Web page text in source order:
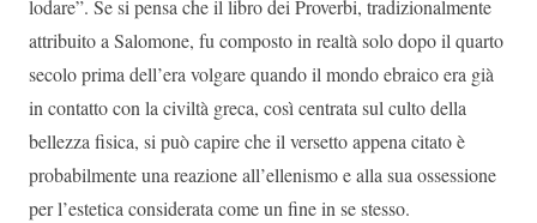
lodare”. Se si pensa che il libro dei Proverbi, tradizionalmente
attribuito a Salomone, fu composto in realtà solo dopo il quarto
secolo prima dell’era volgare quando il mondo ebraico era già
in contatto con la civiltà greca, così centrata sul culto della
bellezza fisica, si può capire che il versetto appena citato è
probabilmente una reazione all’ellenismo e alla sua ossessione
per l’estetica considerata come un fine in se stesso.